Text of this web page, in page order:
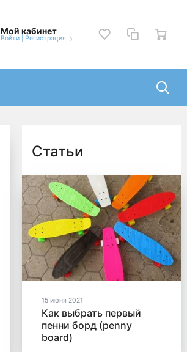
Мой кабинет
Войти Регистрация
Статьи
15 июня 2021
Как выбрать первый
пенни борд (penny
board)